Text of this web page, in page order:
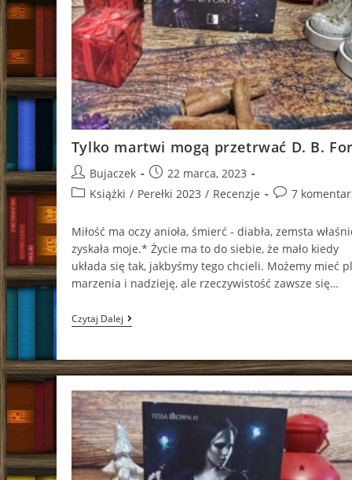
Tylko martwi mogą przetrwać D. B.
Post
author:
Bujaczek
Post
published:
22 marca, 2023
PostKsiążki / Perełki 2023 / Recenzje
Post7
Miłość ma oczy anioła, śmierć - diabła, zemsta
zyskała moje.* Życie ma to do siebie, że mało kiedy
układa się tak, jakbyśmy tego chcieli. Możemy mieć
marzenia i nadzieję, ale rzeczywistość zawsze się…
Czytaj DalejTylko
Martwi
Przetrwać
D.
Foryś